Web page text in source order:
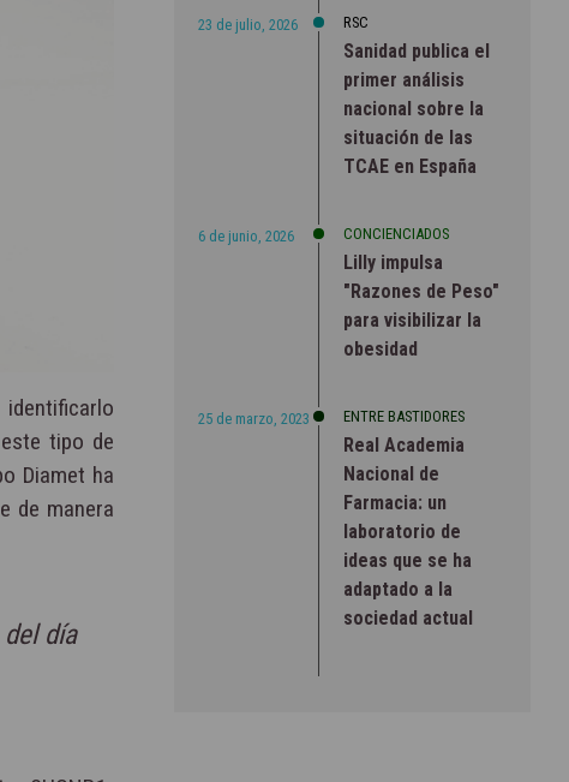
tipo de
Diamet ha
de manera
día
23 de julio, 2026 RSC
Sanidad publica el
primer análisis
nacional sobre la
situación de las
TCAE en España
6 de junio, 2026 CONCIENCIADOS
Lilly impulsa
"Razones de Peso"
para visibilizar la
obesidad
25 de marzo, 2023 ENTRE BASTIDORES
Real Academia
Nacional de
Farmacia: un
laboratorio de
ideas que se ha
adaptado a la
sociedad actual